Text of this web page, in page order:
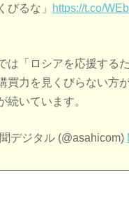
びるな」
https://t.co/
は「ロシアを応援する
買力を見くびらない方
続いています。
デジタル (@asahicom)